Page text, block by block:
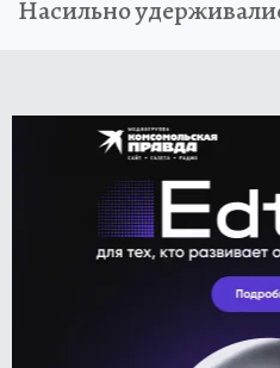
Насильно